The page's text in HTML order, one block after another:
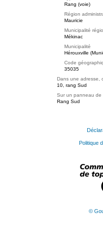
Rang (voie)
Région
Mauricie
Municipalité
Mékinac
Municipalité
Hérouxville
Code
35035
Dans une adresse,
10, rang Sud
Sur un panneau de
Rang Sud
Politique
©